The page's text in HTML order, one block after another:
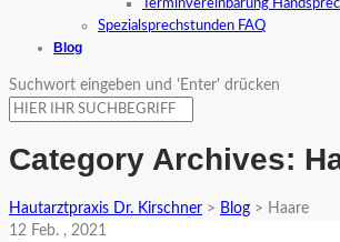
Terminvereinbarung
Spezialsprechstunden FAQ
Blog
Suchwort eingeben und 'Enter' drücken
Category Archives:
Hautarztpraxis Dr. Kirschner > Blog > Haare
12 Feb. , 2021